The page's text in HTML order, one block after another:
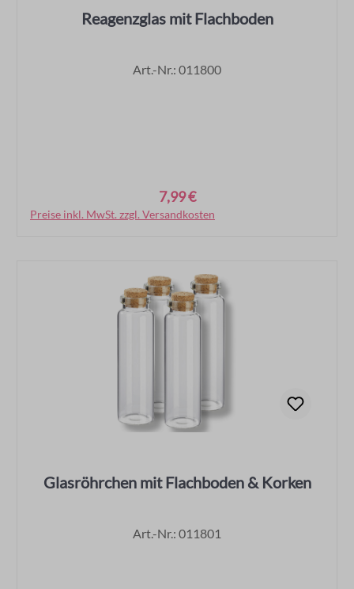
Reagenzglas mit Flachboden
Art.-Nr.: 011800
7,99 €
Preise inkl. MwSt. zzgl. Versandkosten
In den Warenkorb
Glasröhrchen mit Flachboden & Korken
Art.-Nr.: 011801